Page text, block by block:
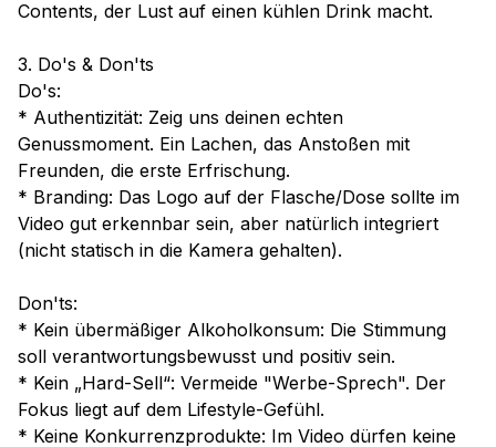
Contents, der Lust auf einen kühlen Drink macht.
3. Do's & Don'ts
Do's:
* Authentizität: Zeig uns deinen echten
Genussmoment. Ein Lachen, das Anstoßen mit
Freunden, die erste Erfrischung.
* Branding: Das Logo auf der Flasche/Dose sollte im
Video gut erkennbar sein, aber natürlich integriert
(nicht statisch in die Kamera gehalten).
Don'ts:
* Kein übermäßiger Alkoholkonsum: Die Stimmung
soll verantwortungsbewusst und positiv sein.
* Kein „Hard-Sell“: Vermeide "Werbe-Sprech". Der
Fokus liegt auf dem Lifestyle-Gefühl.
* Keine Konkurrenzprodukte: Im Video dürfen keine